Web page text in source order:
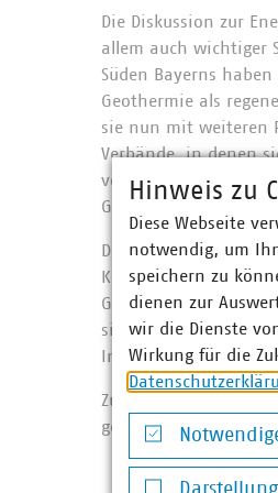
Die Diskussion zur
allem auch wichtiger
Süden Bayerns
Geothermie als
sie nun mit weiteren
Verbände, in denen
Geothermie“ starten.
Der
Kollegen der
Geothermie als
sichtbarer zu
Internetseite
Zur Information
gestellt. Sie steht
Hinweis zu
Diese Webseite
notwendig, um
speichern zu
dienen zur
wir die Dienste
Wirkung für die
Notwendige